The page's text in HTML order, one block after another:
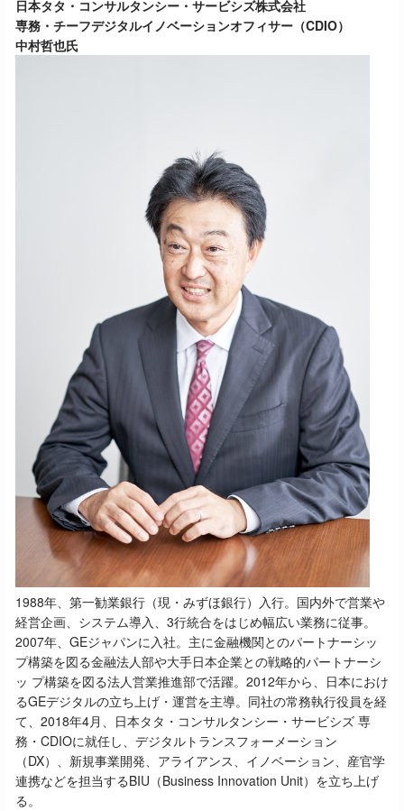
日本タタ・コンサルタンシー・サービシズ株式会社
専務・チーフデジタルイノベーションオフィサー（CDIO）
中村哲也氏
1988年、第一勧業銀行（現・みずほ銀行）入行。国内外で営業や
経営企画、システム導入、3行統合をはじめ幅広い業務に従事。
2007年、GEジャパンに入社。主に金融機関とのパートナーシッ
プ構築を図る金融法人部や大手日本企業との戦略的パートナーシ
ッ プ構築を図る法人営業推進部で活躍。2012年から、日本におけ
るGEデジタルの立ち上げ・運営を主導。同社の常務執行役員を経
て、2018年4月、日本タタ・コンサルタンシー・サービシズ 専
務・CDIOに就任し、デジタルトランスフォーメーション
（DX）、新規事業開発、アライアンス、イノベーション、産官学
連携などを担当するBIU（Business Innovation Unit）を立ち上げ
る。